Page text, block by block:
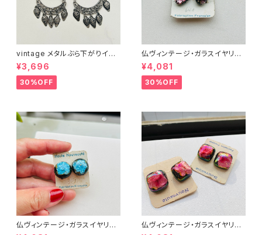
vintage メタルぶら下がりイヤ
リング
¥3,696
30%OFF
仏ヴィンテージ・ガラスイヤリン
グ（ピンクOval）
¥4,081
30%OFF
仏ヴィンテージ・ガラスイヤリン
仏ヴィンテージ・ガラスイヤリン